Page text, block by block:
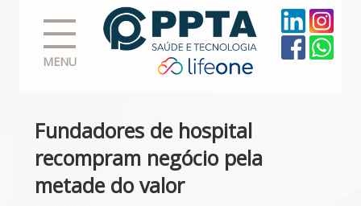
MENU
Fundadores de hospital
recompram negócio pela
metade do valor